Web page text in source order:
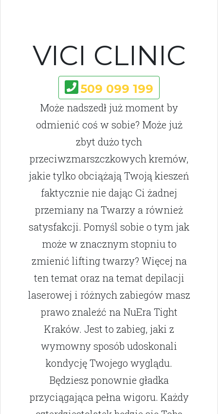
VICI CLINIC
509 099 199
Może nadszedł już moment by
odmienić coś w sobie? Może już
zbyt dużo tych
przeciwzmarszczkowych kremów,
jakie tylko obciążają Twoją kieszeń
faktycznie nie dając Ci żadnej
przemiany na Twarzy a również
satysfakcji. Pomyśl sobie o tym jak
może w znacznym stopniu to
zmienić lifting twarzy? Więcej na
ten temat oraz na temat depilacji
laserowej i różnych zabiegów masz
prawo znaleźć na NuEra Tight
Kraków. Jest to zabieg, jaki z
wymowny sposób udoskonali
kondycję Twojego wyglądu.
Będziesz ponownie gładka
przyciągająca pełna wigoru. Każdy